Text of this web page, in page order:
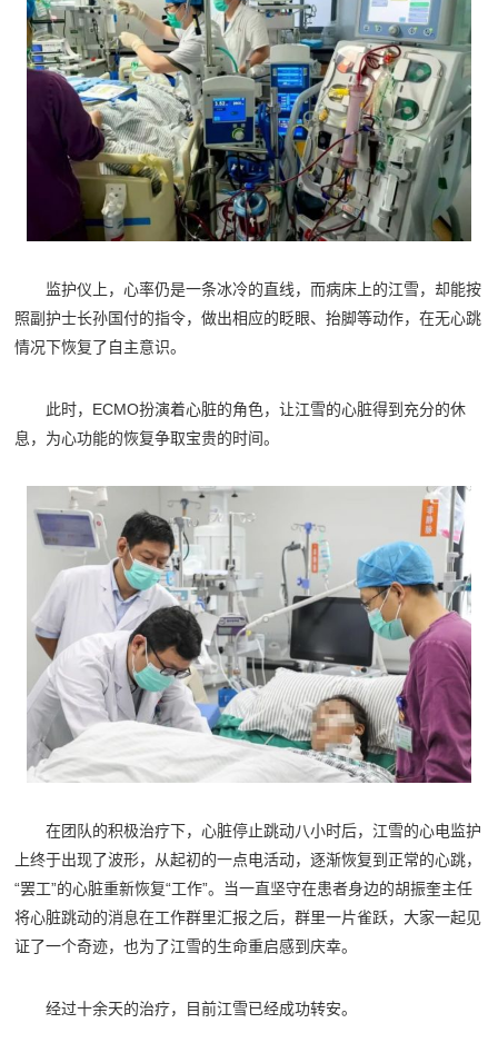
监护仪上，心率仍是一条冰冷的直线，而病床上的江雪，却能按
照副护士长孙国付的指令，做出相应的眨眼、抬脚等动作，在无心跳
情况下恢复了自主意识。
此时，ECMO扮演着心脏的角色，让江雪的心脏得到充分的休
息，为心功能的恢复争取宝贵的时间。
在团队的积极治疗下，心脏停止跳动八小时后，江雪的心电监护
上终于出现了波形，从起初的一点电活动，逐渐恢复到正常的心跳，
“罢工”的心脏重新恢复“工作”。当一直坚守在患者身边的胡振奎主任
将心脏跳动的消息在工作群里汇报之后，群里一片雀跃，大家一起见
证了一个奇迹，也为了江雪的生命重启感到庆幸。
经过十余天的治疗，目前江雪已经成功转安。